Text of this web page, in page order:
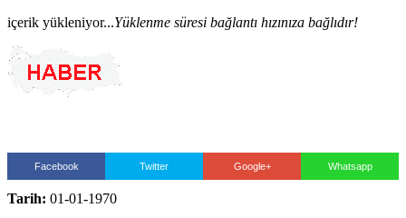
içerik yükleniyor...Yüklenme süresi bağlantı hızınıza bağlıdır!
Facebook Twitter Google+ Whatsapp
Tarih: 01-01-1970